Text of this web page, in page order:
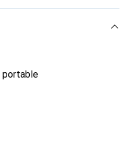
de haute qualité et
clientèle exigeante.
portable